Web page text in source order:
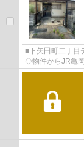
■下矢田町二丁
◇物件からJR亀
す。